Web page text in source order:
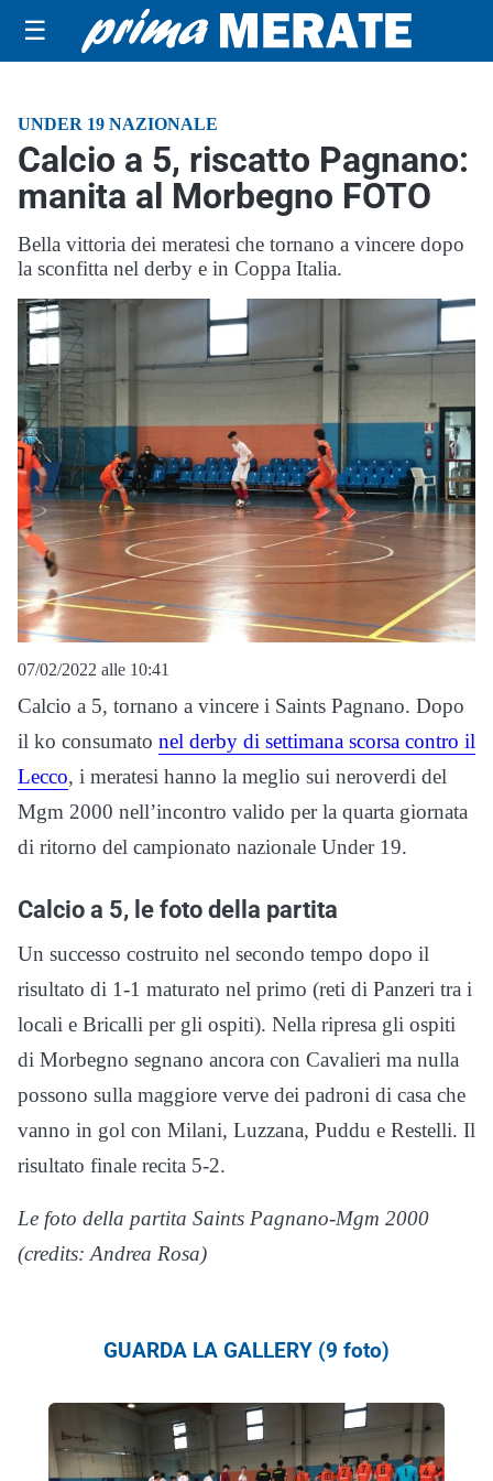
☰
UNDER 19 NAZIONALE
Calcio a 5, riscatto Pagnano:
manita al Morbegno FOTO
Bella vittoria dei meratesi che tornano a vincere dopo
la sconfitta nel derby e in Coppa Italia.
07/02/2022 alle 10:41
Calcio a 5, tornano a vincere i Saints Pagnano. Dopo
il ko consumato nel derby di settimana scorsa contro il
Lecco, i meratesi hanno la meglio sui neroverdi del
Mgm 2000 nell’incontro valido per la quarta giornata
di ritorno del campionato nazionale Under 19.
Calcio a 5, le foto della partita
Un successo costruito nel secondo tempo dopo il
risultato di 1-1 maturato nel primo (reti di Panzeri tra i
locali e Bricalli per gli ospiti). Nella ripresa gli ospiti
di Morbegno segnano ancora con Cavalieri ma nulla
possono sulla maggiore verve dei padroni di casa che
vanno in gol con Milani, Luzzana, Puddu e Restelli. Il
risultato finale recita 5-2.
Le foto della partita Saints Pagnano-Mgm 2000
(credits: Andrea Rosa)
GUARDA LA GALLERY (9 foto)